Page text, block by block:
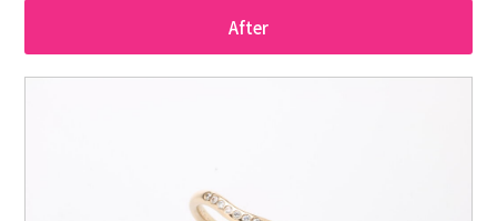
After